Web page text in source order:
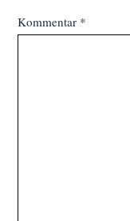
Kommentar *